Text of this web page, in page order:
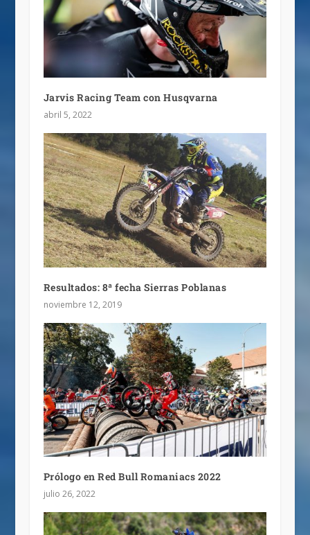
Jarvis Racing Team con Husqvarna
abril 5, 2022
Resultados: 8ª fecha Sierras Poblanas
noviembre 12, 2019
Prólogo en Red Bull Romaniacs 2022
julio 26, 2022